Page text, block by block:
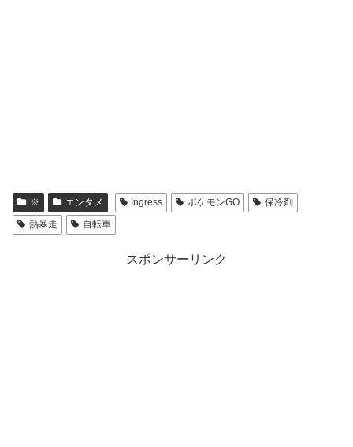
※ エンタメ Ingress ポケモンGO
保冷剤
熱暴走
自転車
スポンサーリンク